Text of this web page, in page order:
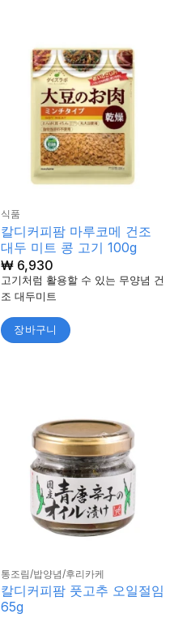
식품
칼디커피팜 마루코메 건조
대두 미트 콩 고기 100g
₩6,930
고기처럼 활용할 수 있는 무양념 건
조 대두미트
장바구니
통조림/밥양념/후리카케
칼디커피팜 풋고추 오일절임
65g